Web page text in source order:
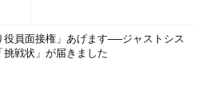
役員面接権」あげます──ジャストシス
挑戦状」が届きました